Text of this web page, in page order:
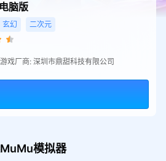
电脑版
玄幻 二次元
游戏厂商: 深圳市鼎甜科技有限公司
模拟器